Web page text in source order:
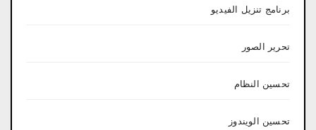
برنامج تنزيل الفيديو
تحرير الصور
تحسين النظام
تحسين الويندوز